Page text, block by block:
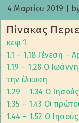
4 Μαρτίου 2019
Πίνακας
κεφ 1
1.1 – 1.18 Γένεση –
1.19 – 1.28 Ο
την έλευση
1.29 – 1.34 Ο
1.35 – 1.43 Οι
1.44 – 1.52 Ο